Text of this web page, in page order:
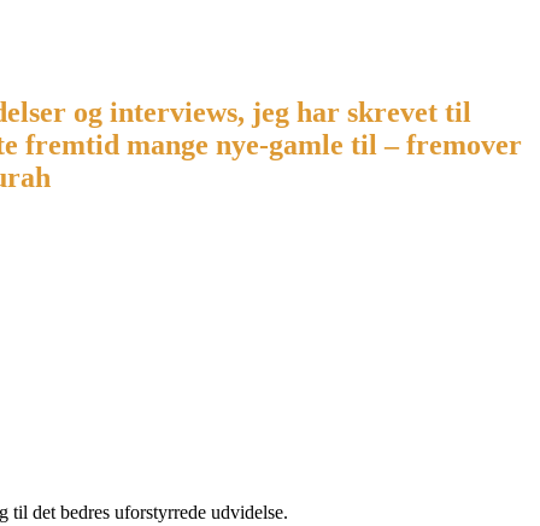
og interviews, jeg har skrevet til
fremtid mange nye-gamle til – fremover
det bedres uforstyrrede udvidelse.